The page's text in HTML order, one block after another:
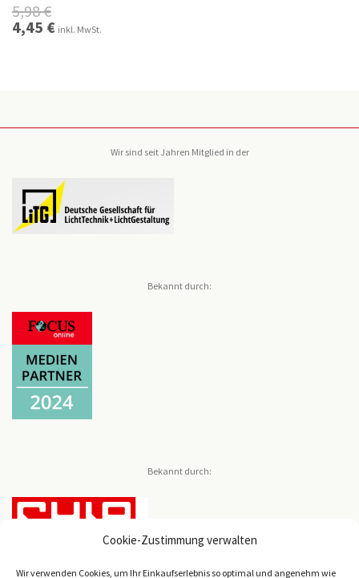
Cookie-Zustimmung verwalten
Wir verwenden Cookies, um Ihr Einkaufserlebnis so optimal und angenehm wie
5,98€
Ursprünglicher
Preis
4,45 €Aktueller
Preis
inkl. MwSt.
Wir sind seit Jahren Mitglied in der
Bekannt durch:
Bekannt durch: